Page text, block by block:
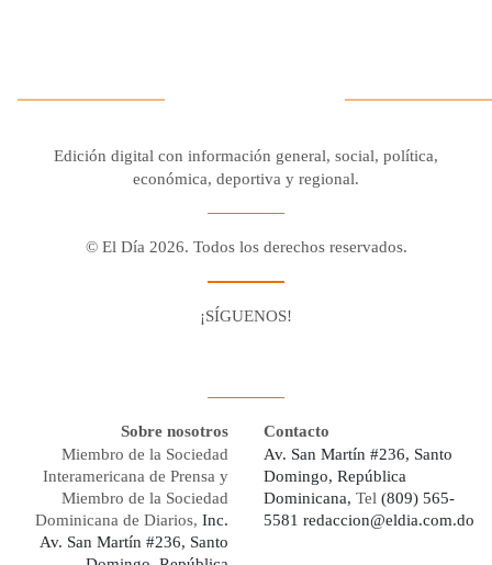
Edición digital con información general, social, política,
económica, deportiva y regional.
© El Día 2026. Todos los derechos reservados.
¡SÍGUENOS!
Sobre nosotros
Miembro de la Sociedad
Interamericana de Prensa y
Miembro de la Sociedad
Dominicana de Diarios, Inc.
Av. San Martín #236, Santo
Contacto
Av. San Martín #236, Santo
Domingo, República
Dominicana, Tel (809) 565-
5581 redaccion@eldia.com.do